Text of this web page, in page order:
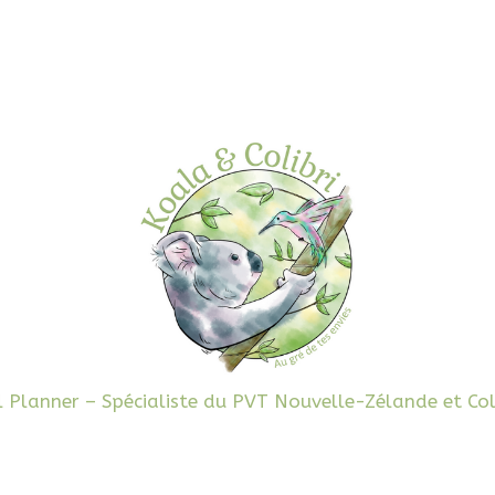
Planner – Spécialiste du PVT Nouvelle-Zélande et